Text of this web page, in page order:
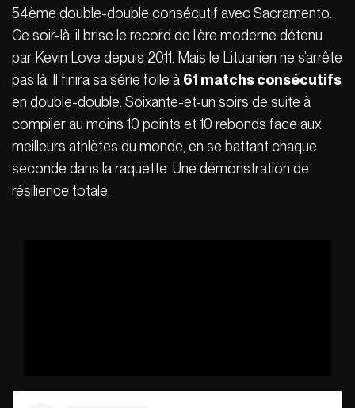
54ème double-double consécutif avec Sacramento.
Ce soir-là, il brise le record de l’ère moderne détenu
par Kevin Love depuis 2011. Mais le Lituanien ne s’arrête
pas là. Il finira sa série folle à 61 matchs consécutifs
en double-double. Soixante-et-un soirs de suite à
compiler au moins 10 points et 10 rebonds face aux
meilleurs athlètes du monde, en se battant chaque
seconde dans la raquette. Une démonstration de
résilience totale.